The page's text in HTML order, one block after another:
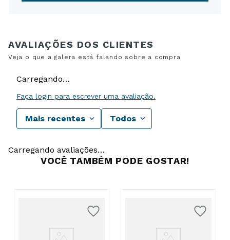
Carregando…
Faça login para escrever uma avaliação.
Mais recentes Todos
Carregando avaliações…
VOCÊ TAMBÉM PODE GOSTAR!